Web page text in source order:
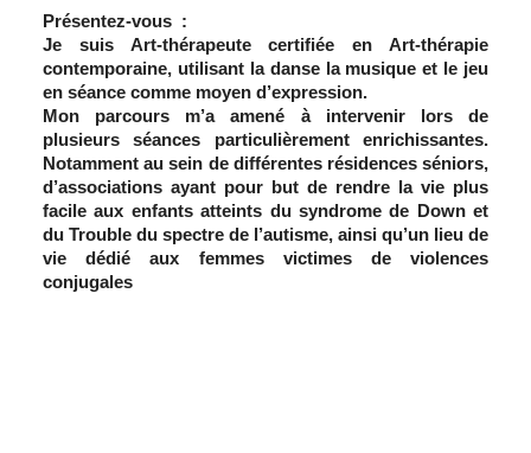
Présentez-vous :
Je suis Art-thérapeute certifiée en Art-thérapie
contemporaine, utilisant la danse la musique et le jeu
en séance comme moyen d’expression.
Mon parcours m’a amené à intervenir lors de
plusieurs séances particulièrement enrichissantes.
Notamment au sein de différentes résidences séniors,
d’associations ayant pour but de rendre la vie plus
facile aux enfants atteints du syndrome de Down et
du Trouble du spectre de l’autisme, ainsi qu’un lieu de
vie dédié aux femmes victimes de violences
conjugales